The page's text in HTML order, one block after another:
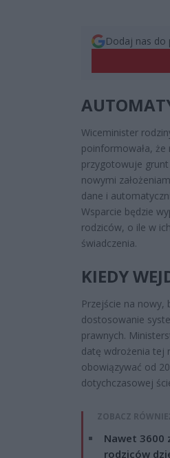
Dodaj nas do
Wiceminister
poinformowała, że
przygotowuje
nowymi
dane i
Wsparcie będzie
rodziców, o ile w
świadczenia.
KIEDY
Przejście na nowy,
dostosowanie
prawnych.
datę wdrożenia tej
obowiązywać od
dotychczasowej
ZOBACZ
Nawet 3600
rodziców